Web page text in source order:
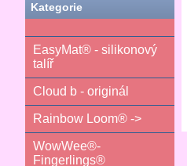
Kategorie
EasyMat® - silikonový
talíř
Cloud b - originál
Rainbow Loom® ->
WowWee®-
Fingerlings®